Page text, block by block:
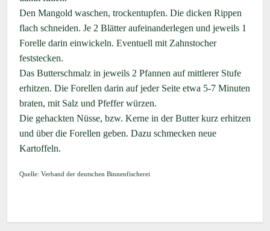
Den Mangold waschen, trockentupfen. Die dicken Rippen
flach schneiden. Je 2 Blätter aufeinanderlegen und jeweils 1
Forelle darin einwickeln. Eventuell mit Zahnstocher
feststecken.
Das Butterschmalz in jeweils 2 Pfannen auf mittlerer Stufe
erhitzen. Die Forellen darin auf jeder Seite etwa 5-7 Minuten
braten, mit Salz und Pfeffer würzen.
Die gehackten Nüsse, bzw. Kerne in der Butter kurz erhitzen
und über die Forellen geben. Dazu schmecken neue
Kartoffeln.
Quelle: Verband der deutschen Binnenfischerei